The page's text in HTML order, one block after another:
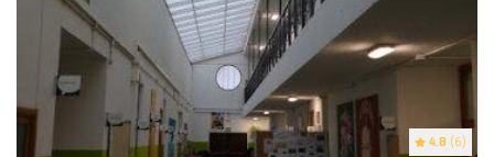
4.8 (6)